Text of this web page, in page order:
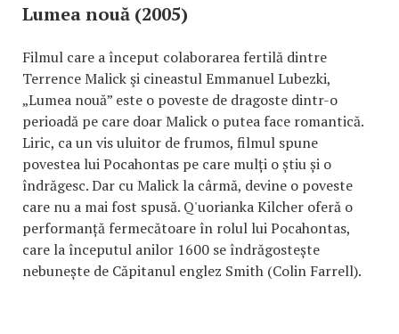
Lumea nouă (2005)
Filmul care a început colaborarea fertilă dintre
Terrence Malick şi cineastul Emmanuel Lubezki,
„Lumea nouă” este o poveste de dragoste dintr-o
perioadă pe care doar Malick o putea face romantică.
Liric, ca un vis uluitor de frumos, filmul spune
povestea lui Pocahontas pe care mulți o știu și o
îndrăgesc. Dar cu Malick la cârmă, devine o poveste
care nu a mai fost spusă. Q'uorianka Kilcher oferă o
performanță fermecătoare în rolul lui Pocahontas,
care la începutul anilor 1600 se îndrăgostește
nebunește de Căpitanul englez Smith (Colin Farrell).